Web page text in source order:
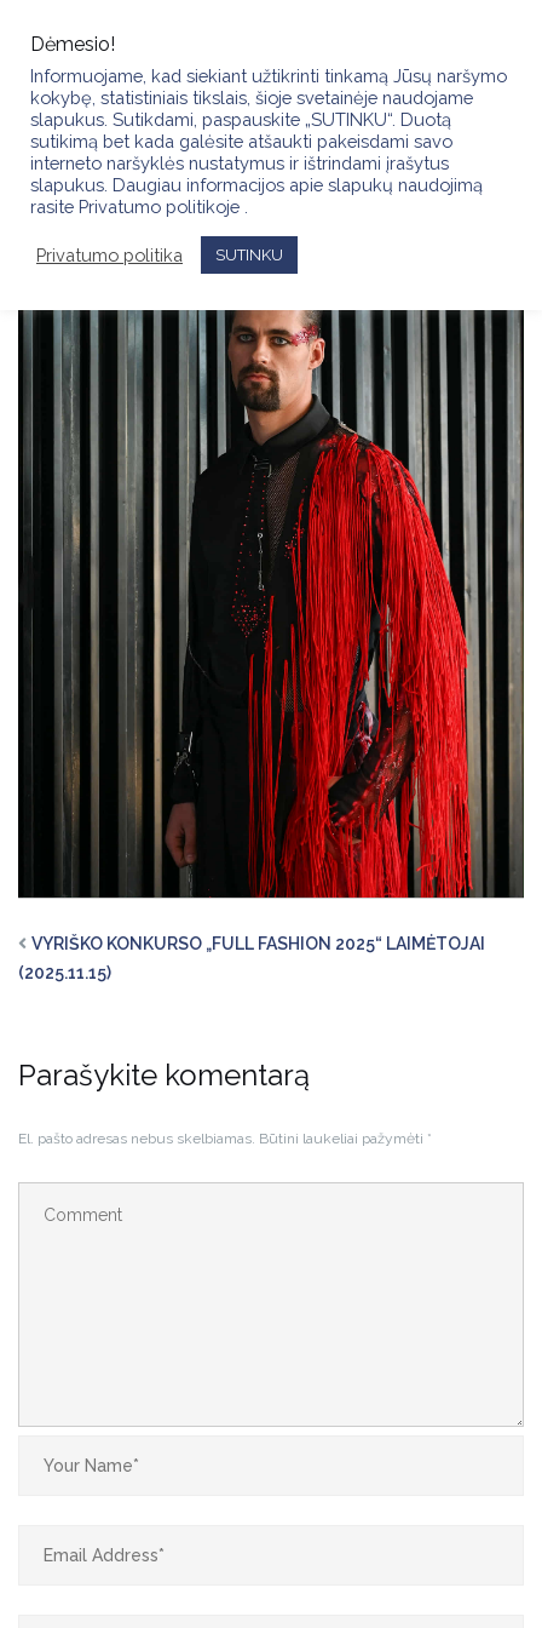
content
VYRIŠKO KONKURSO „FULL FASHION 2025“ LAIMĖTOJAI
(2025.11.15)
Parašykite komentarą
El. pašto adresas nebus skelbiamas. Būtini laukeliai pažymėti *
Dėmesio!
Informuojame, kad siekiant užtikrinti tinkamą Jūsų naršymo
kokybę, statistiniais tikslais, šioje svetainėje naudojame
slapukus. Sutikdami, paspauskite „SUTINKU“. Duotą
sutikimą bet kada galėsite atšaukti pakeisdami savo
interneto naršyklės nustatymus ir ištrindami įrašytus
slapukus. Daugiau informacijos apie slapukų naudojimą
rasite Privatumo politikoje .
Privatumo politika SUTINKU